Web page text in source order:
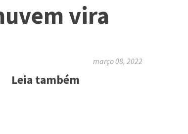
vira
março 08, 2022
Leia também